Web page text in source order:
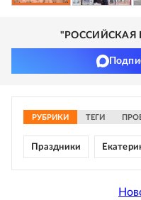
"РОССИЙСКАЯ
РУБРИКИ ТЕГИ
Праздники